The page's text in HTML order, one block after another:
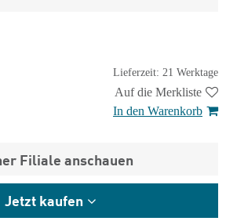
Lieferzeit: 21 Werktage
Auf die Merkliste
In den Warenkorb
Filiale anschauen
Jetzt kaufen